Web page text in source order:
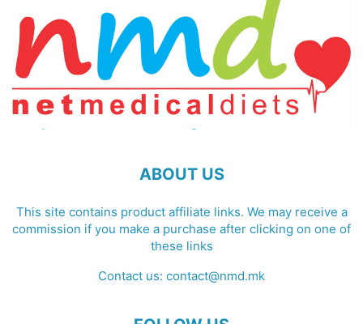
ABOUT US
This site contains product affiliate links. We may receive a
commission if you make a purchase after clicking on one of
these links
Contact us: contact@nmd.mk